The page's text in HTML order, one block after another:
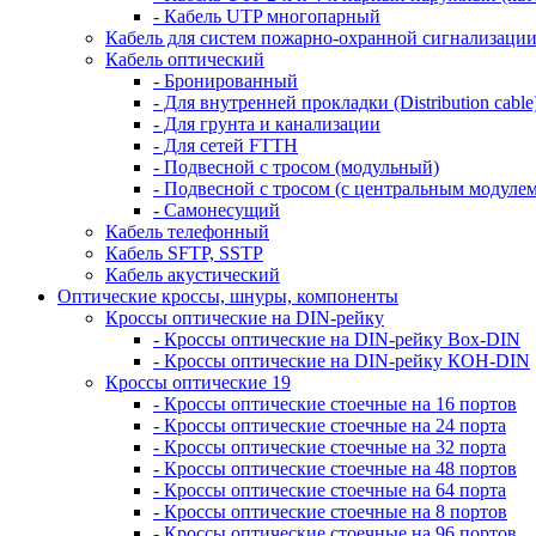
- Кабель UTP многопарный
Кабель для систем пожарно-охранной сигнализации
Кабель оптический
- Бронированный
- Для внутренней прокладки (Distribution
- Для грунта и канализации
- Для сетей FTTH
- Подвесной с тросом (модульный)
- Подвесной с тросом (с центральным
- Самонесущий
Кабель телефонный
Кабель SFTP, SSTP
Кабель акустический
Оптические кроссы, шнуры, компоненты
Кроссы оптические на DIN-рейку
- Кроссы оптические на DIN-рейку Box-DIN
- Кроссы оптические на DIN-рейку КОН-DIN
Кроссы оптические 19
- Кроссы оптические стоечные на 16 портов
- Кроссы оптические стоечные на 24 порта
- Кроссы оптические стоечные на 32 порта
- Кроссы оптические стоечные на 48 портов
- Кроссы оптические стоечные на 64 порта
- Кроссы оптические стоечные на 8 портов